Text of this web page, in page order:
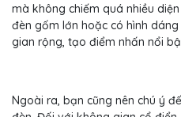
mà không chiếm quá nhiều
đèn gốm lớn hoặc có hình
gian rộng, tạo điểm nhấn nổi
Ngoài ra, bạn cũng nên chú ý